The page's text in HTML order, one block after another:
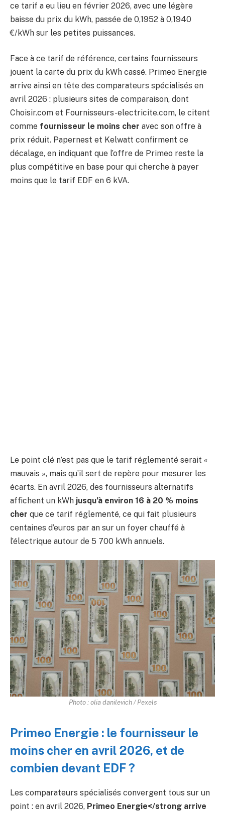
ce tarif a eu lieu en février 2026, avec une légère
baisse du prix du kWh, passée de 0,1952 à 0,1940
€/kWh sur les petites puissances.
Face à ce tarif de référence, certains fournisseurs
jouent la carte du prix du kWh cassé. Primeo Energie
arrive ainsi en tête des comparateurs spécialisés en
avril 2026 : plusieurs sites de comparaison, dont
Choisir.com et Fournisseurs-electricite.com, le citent
comme fournisseur le moins cher avec son offre à
prix réduit. Papernest et Kelwatt confirment ce
décalage, en indiquant que l’offre de Primeo reste la
plus compétitive en base pour qui cherche à payer
moins que le tarif EDF en 6 kVA.
Le point clé n’est pas que le tarif réglementé serait «
mauvais », mais qu’il sert de repère pour mesurer les
écarts. En avril 2026, des fournisseurs alternatifs
affichent un kWh jusqu’à environ 16 à 20 % moins
cher que ce tarif réglementé, ce qui fait plusieurs
centaines d’euros par an sur un foyer chauffé à
l’électrique autour de 5 700 kWh annuels.
Photo : olia danilevich / Pexels
Primeo Energie : le fournisseur le
moins cher en avril 2026, et de
combien devant EDF ?
Les comparateurs spécialisés convergent tous sur un
point : en avril 2026, Primeo Energie</strong arrive